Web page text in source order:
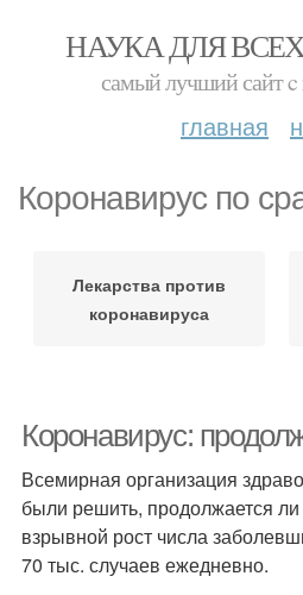
НАУКА ДЛЯ
самый лучший сайт c
главная
Коронавирус по
Лекарства против
коронавируса
Коронавирус:
Всемирная организация
были решить, продолжается
взрывной рост числа
70 тыс. случаев ежедневно.